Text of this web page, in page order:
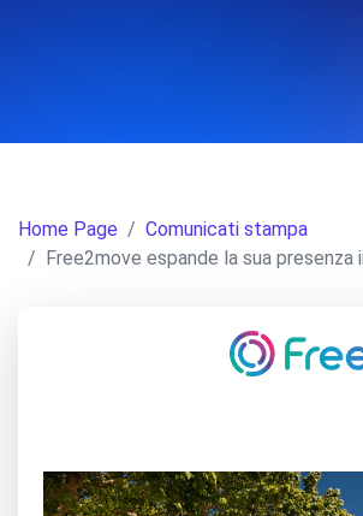
Home Page
Comunicati stampa
Free2move espande la sua presenza